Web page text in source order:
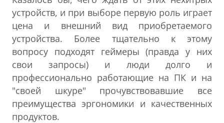
устройств, и при выборе первую роль играет
цена и внешний вид приобретаемого
устройства. Более тщательно к этому
вопросу подходят геймеры (правда у них
свои запросы) и люди долго и
профессионально работающие на ПК и на
"своей шкуре" прочувствовавшие все
преимущества эргономики и качественных
продуктов.